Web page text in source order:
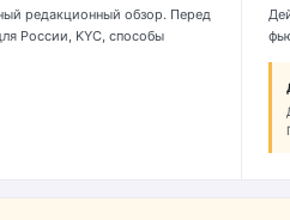
редакционный обзор. Перед
России, KYC, способы